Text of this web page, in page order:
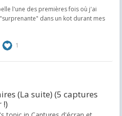
l'une des premières fois où j'ai
dans un kot durant mes
1
(La suite) (5 captures
!)